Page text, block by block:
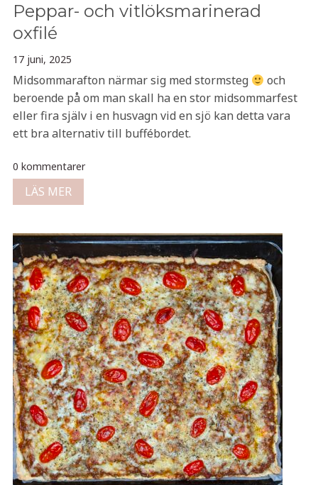
Peppar- och vitlöksmarinerad
oxfilé
17 juni, 2025
Midsommarafton närmar sig med stormsteg
och
beroende på om man skall ha en stor midsommarfest
eller fira själv i en husvagn vid en sjö kan detta vara
ett bra alternativ till buffébordet.
0 kommentarer
LÄS MER